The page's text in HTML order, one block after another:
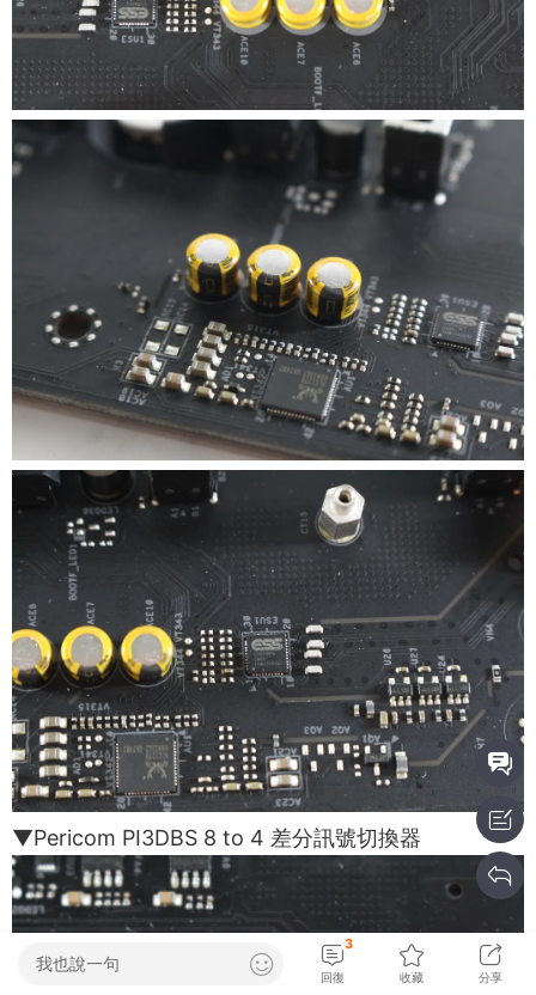
▼Pericom PI3DBS 8 to 4 差分訊號切換器
我也說一句
回復
3
收藏 分享